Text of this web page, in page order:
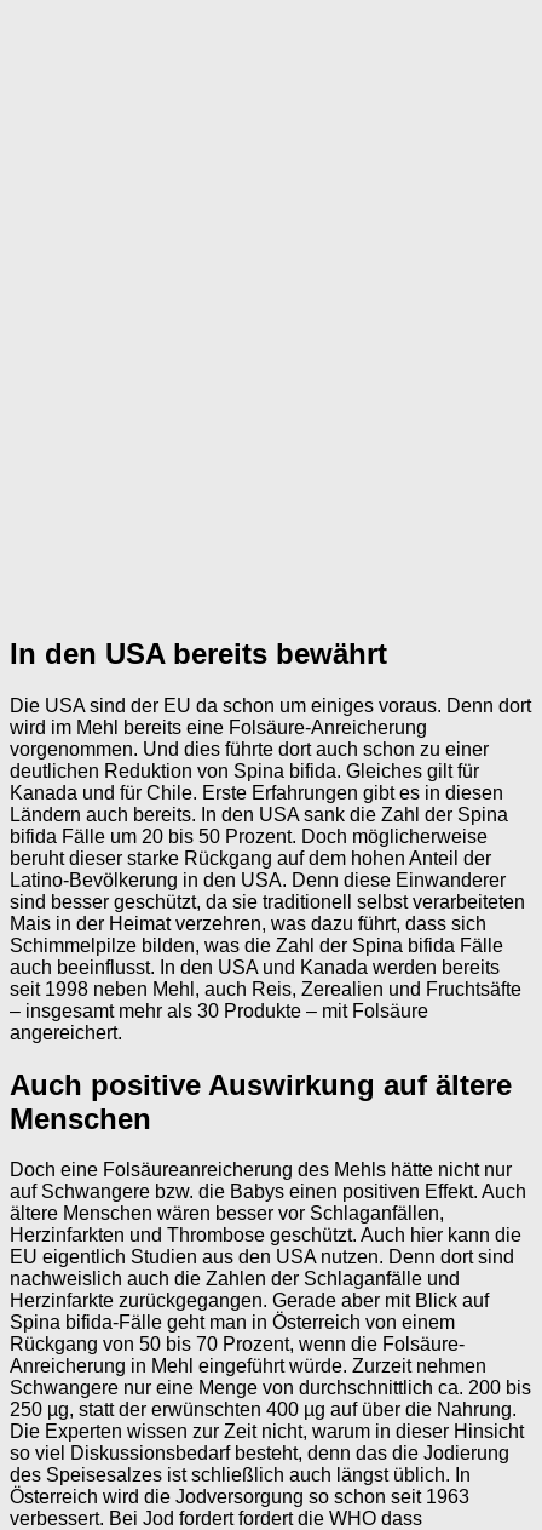
In den USA bereits bewährt
Die USA sind der EU da schon um einiges voraus. Denn dort
wird im Mehl bereits eine Folsäure-Anreicherung
vorgenommen. Und dies führte dort auch schon zu einer
deutlichen Reduktion von Spina bifida. Gleiches gilt für
Kanada und für Chile. Erste Erfahrungen gibt es in diesen
Ländern auch bereits. In den USA sank die Zahl der Spina
bifida Fälle um 20 bis 50 Prozent. Doch möglicherweise
beruht dieser starke Rückgang auf dem hohen Anteil der
Latino-Bevölkerung in den USA. Denn diese Einwanderer
sind besser geschützt, da sie traditionell selbst verarbeiteten
Mais in der Heimat verzehren, was dazu führt, dass sich
Schimmelpilze bilden, was die Zahl der Spina bifida Fälle
auch beeinflusst. In den USA und Kanada werden bereits
seit 1998 neben Mehl, auch Reis, Zerealien und Fruchtsäfte
– insgesamt mehr als 30 Produkte – mit Folsäure
angereichert.
Auch positive Auswirkung auf ältere
Menschen
Doch eine Folsäureanreicherung des Mehls hätte nicht nur
auf Schwangere bzw. die Babys einen positiven Effekt. Auch
ältere Menschen wären besser vor Schlaganfällen,
Herzinfarkten und Thrombose geschützt. Auch hier kann die
EU eigentlich Studien aus den USA nutzen. Denn dort sind
nachweislich auch die Zahlen der Schlaganfälle und
Herzinfarkte zurückgegangen. Gerade aber mit Blick auf
Spina bifida-Fälle geht man in Österreich von einem
Rückgang von 50 bis 70 Prozent, wenn die Folsäure-
Anreicherung in Mehl eingeführt würde. Zurzeit nehmen
Schwangere nur eine Menge von durchschnittlich ca. 200 bis
250 µg, statt der erwünschten 400 µg auf über die Nahrung.
Die Experten wissen zur Zeit nicht, warum in dieser Hinsicht
so viel Diskussionsbedarf besteht, denn das die Jodierung
des Speisesalzes ist schließlich auch längst üblich. In
Österreich wird die Jodversorgung so schon seit 1963
verbessert. Bei Jod fordert fordert die WHO dass